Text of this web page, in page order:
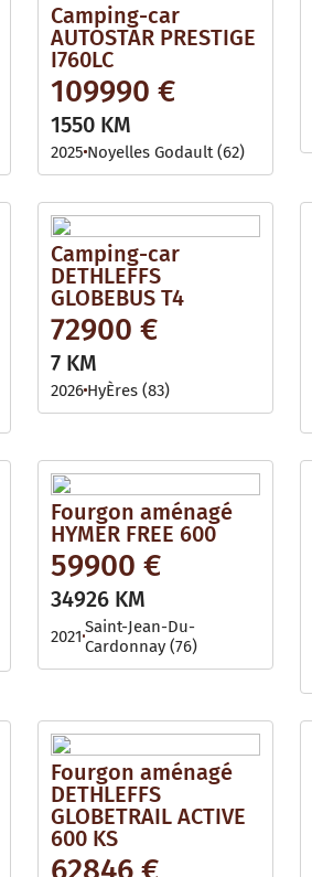
Camping-car
AUTOSTAR PRESTIGE
I760LC
109990 €
1550 KM
2025 Noyelles Godault (62)
Camping-car
DETHLEFFS
GLOBEBUS T4
72900 €
7 KM
2026 HyÈres (83)
Fourgon aménagé
HYMER FREE 600
59900 €
34926 KM
2021 Saint-Jean-Du-
Cardonnay (76)
Fourgon aménagé
DETHLEFFS
GLOBETRAIL ACTIVE
600 KS
62846 €